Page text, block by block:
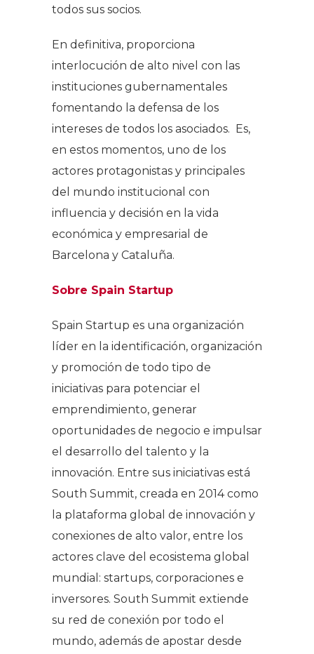
todos sus socios.
En definitiva, proporciona
interlocución de alto nivel con las
instituciones gubernamentales
fomentando la defensa de los
intereses de todos los asociados. Es,
en estos momentos, uno de los
actores protagonistas y principales
del mundo institucional con
influencia y decisión en la vida
económica y empresarial de
Barcelona y Cataluña.
Sobre Spain Startup
Spain Startup es una organización
líder en la identificación, organización
y promoción de todo tipo de
iniciativas para potenciar el
emprendimiento, generar
oportunidades de negocio e impulsar
el desarrollo del talento y la
innovación. Entre sus iniciativas está
South Summit, creada en 2014 como
la plataforma global de innovación y
conexiones de alto valor, entre los
actores clave del ecosistema global
mundial: startups, corporaciones e
inversores. South Summit extiende
su red de conexión por todo el
mundo, además de apostar desde